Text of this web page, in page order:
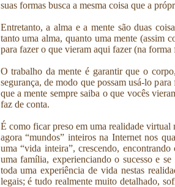
suas formas busca a mesma coisa que a
Entretanto, a alma e a mente são duas
tanto uma alma, quanto uma mente (assim
para fazer o que vieram aqui fazer (na forma
O trabalho da mente é garantir que o
segurança, de modo que possam usá-lo
que a mente sempre saiba o que vocês
faz de conta.
É como ficar preso em uma realidade virtual
agora “mundos” inteiros na Internet nos
uma “vida inteira”, crescendo,
uma família, experienciando o sucesso e
toda uma experiência de vida nestas
legais; é tudo realmente muito detalhado,